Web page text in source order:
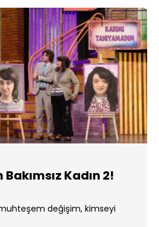
Kadın 2!
değişim, kimseyi